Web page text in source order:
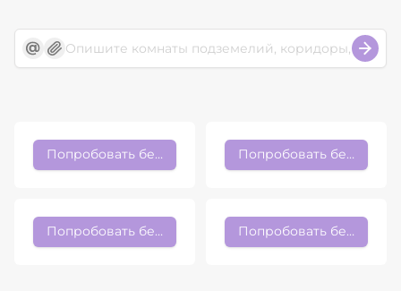
Попробовать бесплатно Попробовать бесплатно
Попробовать бесплатно Попробовать бесплатно